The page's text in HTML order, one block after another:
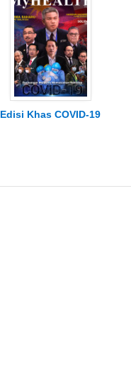
Edisi Khas COVID-19